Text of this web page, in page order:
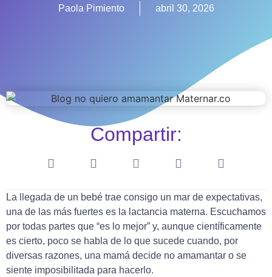
Paola Pimiento abril 30, 2026
Compartir:
La llegada de un bebé trae consigo un mar de expectativas,
una de las más fuertes es la lactancia materna. Escuchamos
por todas partes que “es lo mejor” y, aunque científicamente
es cierto, poco se habla de lo que sucede cuando, por
diversas razones, una mamá decide no amamantar o se
siente imposibilitada para hacerlo.